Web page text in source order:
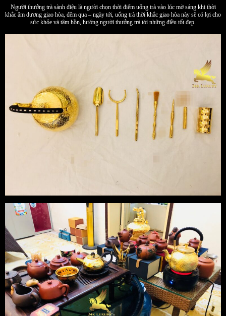
Người thưởng trà sành điệu là người chọn thời điểm uống trà vào lúc mờ sáng khi thời
khắc âm dương giao hòa, đêm qua – ngày tới, uống trà thời khắc giao hòa này sẽ có lợi cho
sức khỏe và tâm hồn, hướng người thưởng trà tới những điều tốt đẹp.